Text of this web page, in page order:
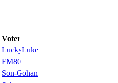
Voter
LuckyLuke
FM80
Son-Gohan